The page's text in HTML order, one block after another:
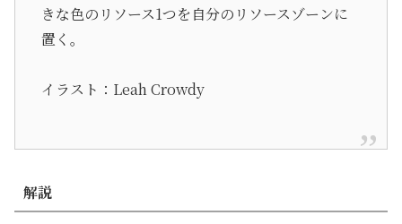
きな色のリソース1つを自分のリソースゾーンに
置く。
イラスト：Leah Crowdy
解説